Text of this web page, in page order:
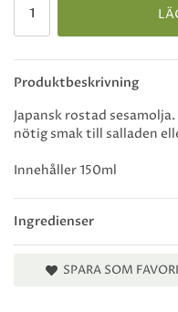
Produktbeskrivning
Ingredienser
Japansk rostad
nötig smak till salladen
Innehåller 150ml
SPARA SOM